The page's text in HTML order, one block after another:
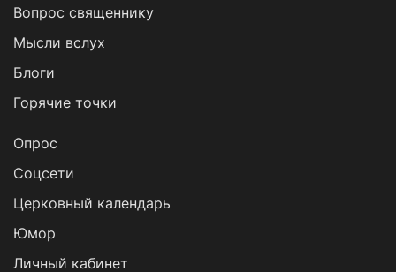
Вопрос священнику
Мысли вслух
Блоги
Горячие точки
Опрос
Cоцсети
Церковный календарь
Юмор
Личный кабинет